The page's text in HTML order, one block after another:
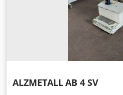
ALZMETALLAB 4 SV